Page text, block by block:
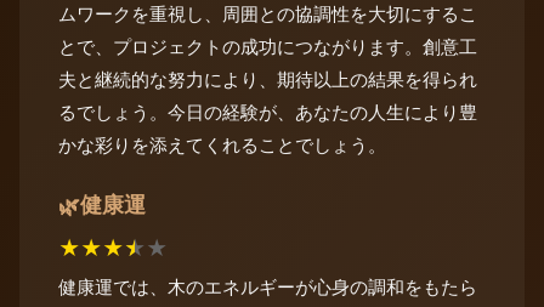
ムワークを重視し、周囲との協調性を大切にするこ
とで、プロジェクトの成功につながります。創意工
夫と継続的な努力により、期待以上の結果を得られ
るでしょう。今日の経験が、あなたの人生により豊
かな彩りを添えてくれることでしょう。
🌿健康運
★★★★★
健康運では、木のエネルギーが心身の調和をもたら